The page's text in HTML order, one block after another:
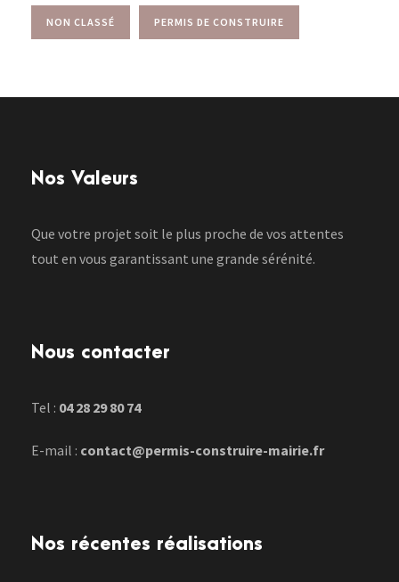
NON CLASSÉ PERMIS DE CONSTRUIRE
Nos Valeurs
Que votre projet soit le plus proche de vos attentes
tout en vous garantissant une grande sérénité.
Nous contacter
Tel : 04 28 29 80 74
E-mail : contact@permis-construire-mairie.fr
Nos récentes réalisations